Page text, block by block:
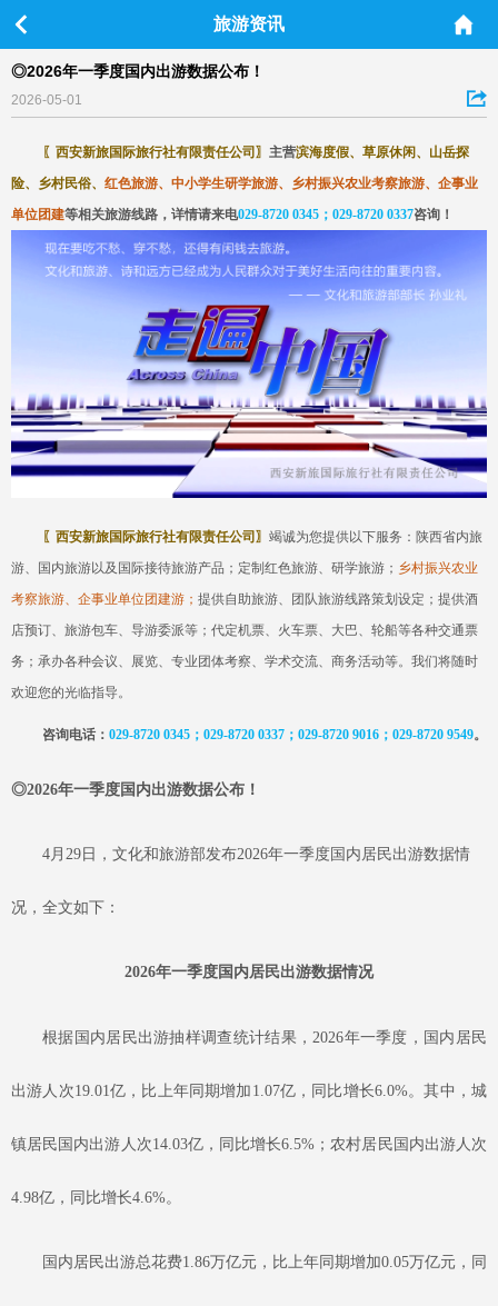
旅游资讯
◎2026年一季度国内出游数据公布！
2026-05-01
〖 西安新旅国际旅行社有限责任公司 〗 主营滨海度假、草原休闲、山岳探
险、乡村民俗、 红色旅游、中小学生研学旅游、乡村振兴农业考察旅游、企事业
单位团建等相关旅游线路，详情请来电029-8720 0345；029-8720 0337咨询 ！
〖 西安新旅国际旅行社有限责任公司〗 竭诚为您提供以下服务：陕西省内旅
游、国内旅游以及国际接待旅游产品 ；定制红色旅游、研学旅游； 乡村振兴农业
考察旅游、企事业单位团建游； 提供自助旅游、团队旅游线路策划设定 ； 提供酒
店预订、旅游包车、导游委派等 ；代定机票、火车票、大巴、轮船等各种交通票
务 ； 承办各种会议、展览、专业团体考察、学术交流、商务活动等。 我们将随时
欢迎您的光临指导。
咨询电话： 029-8720 0345；029-8720 0337；029-8720 9016；029-8720 9549。
◎2026年一季度国内出游数据公布！
4月 29日，文化和旅游部发布2026年一季度国内居民出游数据情
况，全文如下：
2026年一季度国内居民出游数据情况
根据国内居民出游抽样调查统计结果， 2026年一季度，国内居民
出游人次19.01亿，比上年同期增加1.07亿，同比增长6.0%。其中，城
镇居民国内出游人次14.03亿，同比增长6.5%；农村居民国内出游人次
4.98亿，同比增长4.6%。
国内居民出游总花费1.86万亿元，比上年同期增加0.05万亿元，同